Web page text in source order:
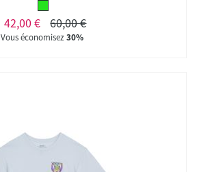
42,00 € 60,00 €
Vous économisez30%